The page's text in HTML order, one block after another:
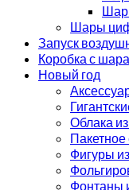
Шары
Запуск
Коробка с
Новый год
Облака
Фигуры
Фонтаны